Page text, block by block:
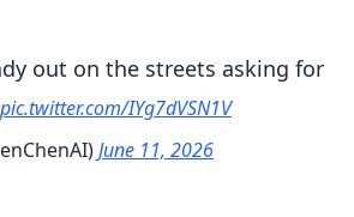
out on the streets asking for
pic.twitter.com/IYg7dVSN1V
June 11, 2026